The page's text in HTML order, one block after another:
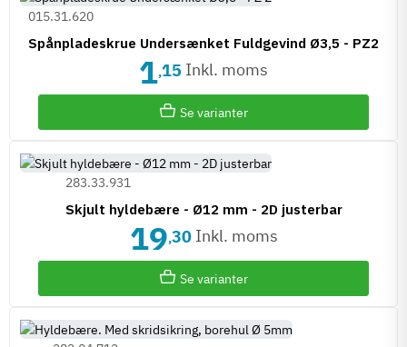
Spånpladeskrue Undersænket Fuldgevind Ø3,5 - PZ2
015.31.620
1,15 Inkl. moms
Se varianter
Skjult hyldebære - Ø12 mm - 2D justerbar
283.33.931
19,30 Inkl. moms
Se varianter